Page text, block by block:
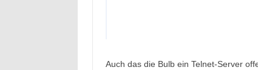
Auch das die Bulb ein Telnet-Server